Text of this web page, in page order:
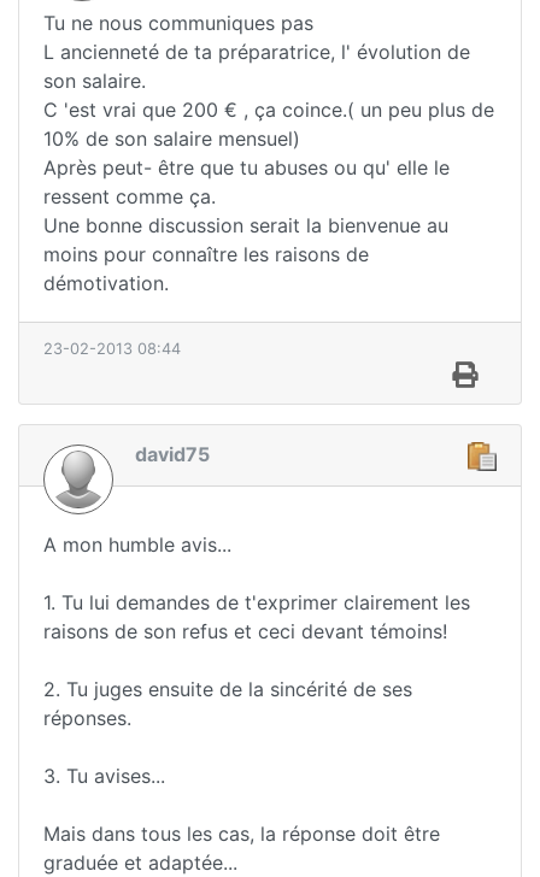
Tu ne nous communiques pas
L ancienneté de ta préparatrice, l' évolution de
son salaire.
C 'est vrai que 200 € , ça coince.( un peu plus de
10% de son salaire mensuel)
Après peut- être que tu abuses ou qu' elle le
ressent comme ça.
Une bonne discussion serait la bienvenue au
moins pour connaître les raisons de
démotivation.
23-02-2013 08:44
david75
A mon humble avis...
1. Tu lui demandes de t'exprimer clairement les
raisons de son refus et ceci devant témoins!
2. Tu juges ensuite de la sincérité de ses
réponses.
3. Tu avises...
Mais dans tous les cas, la réponse doit être
graduée et adaptée...